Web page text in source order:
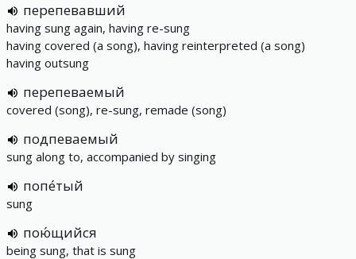
перепевавший
having sung again, having re-sung
having covered (a song), having reinterpreted (a song)
having outsung
перепеваемый
covered (song), re-sung, remade (song)
подпеваемый
sung along to, accompanied by singing
попе́тый
sung
пою́щийся
being sung, that is sung